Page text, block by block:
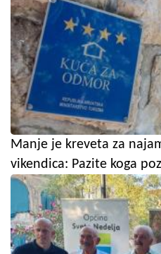
Manje je kreveta za
vikendica: Pazite koga